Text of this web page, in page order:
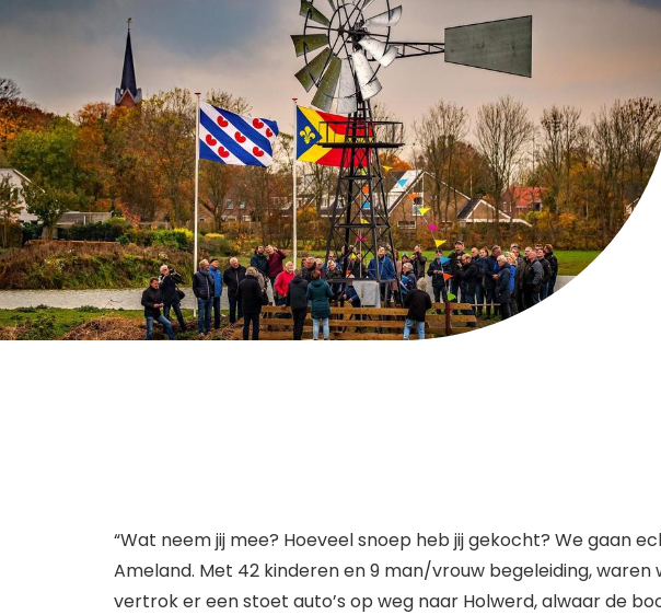
“Wat neem jij mee? Hoeveel snoep heb jij gekocht? We gaan
Ameland. Met 42 kinderen en 9 man/vrouw begeleiding,
vertrok er een stoet auto’s op weg naar Holwerd, alwaar de